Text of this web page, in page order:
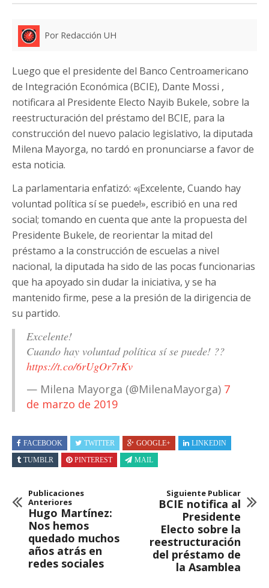
Por Redacción UH
Luego que el presidente del Banco Centroamericano
de Integración Económica (BCIE), Dante Mossi ,
notificara al Presidente Electo Nayib Bukele, sobre la
reestructuración del préstamo del BCIE, para la
construcción del nuevo palacio legislativo, la diputada
Milena Mayorga, no tardó en pronunciarse a favor de
esta noticia.
La parlamentaria enfatizó: «¡Excelente, Cuando hay
voluntad política sí se puede!», escribió en una red
social; tomando en cuenta que ante la propuesta del
Presidente Bukele, de reorientar la mitad del
préstamo a la construcción de escuelas a nivel
nacional, la diputada ha sido de las pocas funcionarias
que ha apoyado sin dudar la iniciativa, y se ha
mantenido firme, pese a la presión de la dirigencia de
su partido.
Excelente!
Cuando hay voluntad política sí se puede! ??
https://t.co/6rUgOr7rKv
— Milena Mayorga (@MilenaMayorga) 7
de marzo de 2019
FACEBOOK TWITTER GOOGLE+
LINKEDIN
TUMBLR
PINTEREST MAIL
Publicaciones
Anteriores
Hugo Martínez:
Nos hemos
quedado muchos
años atrás en
redes sociales
Siguiente Publicar
BCIE notifica al
Presidente
Electo sobre la
reestructuración
del préstamo de
la Asamblea